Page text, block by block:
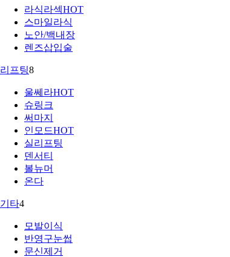
라식라섹HOT
스마일라식
노안/백내장
렌즈삽입술
리프팅8
울쎄라HOT
슈링크
써마지
인모드HOT
실리프팅
덴서티
볼뉴머
온다
기타4
모발이식
반영구눈썹
문신제거